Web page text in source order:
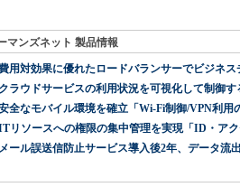
マンズネット 製品情報
用対効果に優れたロードバランサーでビジネス
クラウドサービスの利用状況を可視化して制御す
全なモバイル環境を確立「Wi-Fi制御/VPN利用
リソースへの権限の集中管理を実現「ID・ア
メール誤送信防止サービス導入後2年、データ流